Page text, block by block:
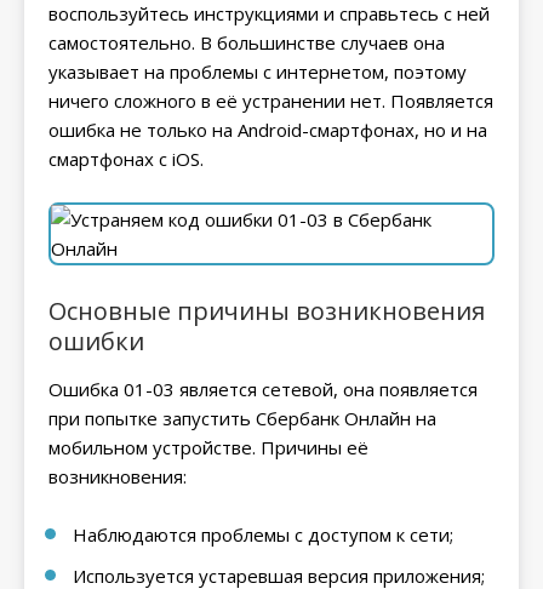
воспользуйтесь инструкциями и справьтесь с ней
самостоятельно. В большинстве случаев она
указывает на проблемы с интернетом, поэтому
ничего сложного в её устранении нет. Появляется
ошибка не только на Android-смартфонах, но и на
смартфонах с iOS.
Основные причины возникновения
ошибки
Ошибка 01-03 является сетевой, она появляется
при попытке запустить Сбербанк Онлайн на
мобильном устройстве. Причины её
возникновения:
Наблюдаются проблемы с доступом к сети;
Используется устаревшая версия приложения;